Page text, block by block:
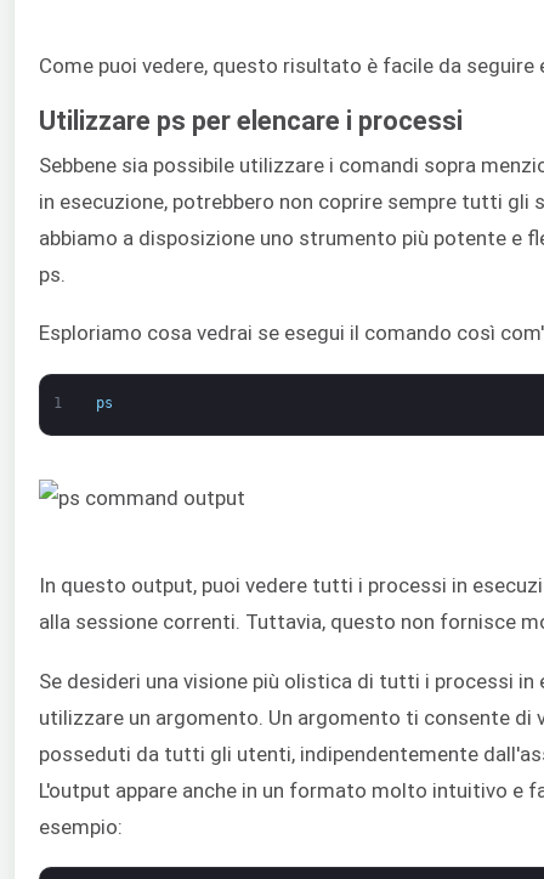
Come puoi vedere, questo risultato è facile da seguire
Utilizzare ps per elencare i processi
Sebbene sia possibile utilizzare i comandi sopra
in esecuzione, potrebbero non coprire sempre tutti gli
abbiamo a disposizione uno strumento più potente e
ps.
Esploriamo cosa vedrai se esegui il comando così
1 ps
In questo output, puoi vedere tutti i processi in
alla sessione correnti. Tuttavia, questo non fornisce
Se desideri una visione più olistica di tutti i processi in
utilizzare un argomento. Un argomento ti consente di
posseduti da tutti gli utenti, indipendentemente
L'output appare anche in un formato molto intuitivo e
esempio: